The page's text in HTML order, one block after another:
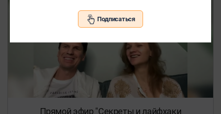
Прямой эфир "Секреты и лайфхаки
Подписаться